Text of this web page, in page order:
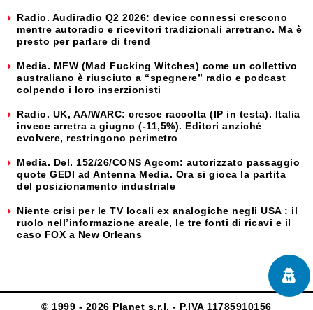
Radio. Audiradio Q2 2026: device connessi crescono
mentre autoradio e ricevitori tradizionali arretrano. Ma è
presto per parlare di trend
Media. MFW (Mad Fucking Witches) come un collettivo
australiano è riusciuto a “spegnere” radio e podcast
colpendo i loro inserzionisti
Radio. UK, AA/WARC: cresce raccolta (IP in testa). Italia
invece arretra a giugno (-11,5%). Editori anziché
evolvere, restringono perimetro
Media. Del. 152/26/CONS Agcom: autorizzato passaggio
quote GEDI ad Antenna Media. Ora si gioca la partita
del posizionamento industriale
Niente crisi per le TV locali ex analogiche negli USA : il
ruolo nell’informazione areale, le tre fonti di ricavi e il
caso FOX a New Orleans
© 1999 - 2026 Planet s.r.l. - P.IVA 11785910156